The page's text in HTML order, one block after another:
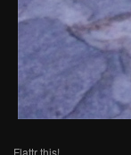
Flattr this!